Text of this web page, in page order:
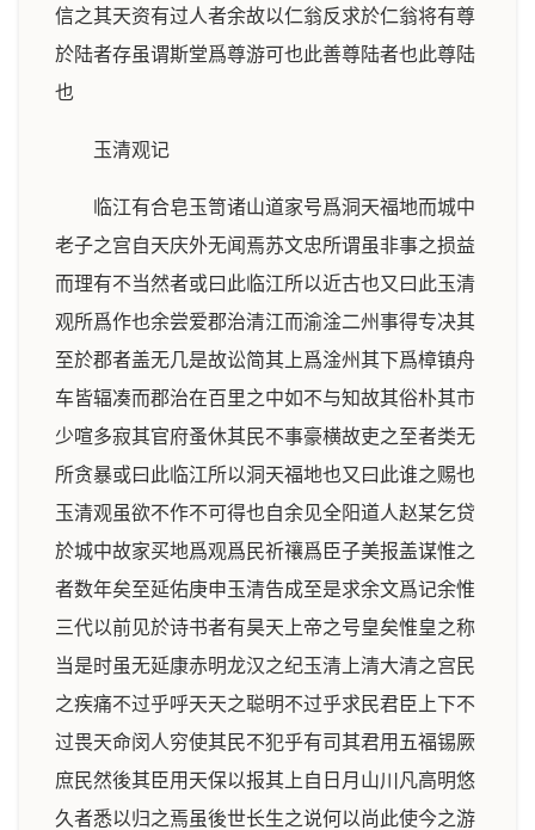
信之其天资有过人者余故以仁翁反求於仁翁将有尊
於陆者存虽谓斯堂爲尊游可也此善尊陆者也此尊陆
也
玉清观记
临江有合皂玉笥诸山道家号爲洞天福地而城中
老子之宫自天庆外无闻焉苏文忠所谓虽非事之损益
而理有不当然者或曰此临江所以近古也又曰此玉清
观所爲作也余尝爱郡治清江而渝淦二州事得专决其
至於郡者盖无几是故讼简其上爲淦州其下爲樟镇舟
车皆辐凑而郡治在百里之中如不与知故其俗朴其市
少喧多寂其官府蚤休其民不事豪横故吏之至者类无
所贪暴或曰此临江所以洞天福地也又曰此谁之赐也
玉清观虽欲不作不可得也自余见全阳道人赵某乞贷
於城中故家买地爲观爲民祈禳爲臣子美报盖谋惟之
者数年矣至延佑庚申玉清告成至是求余文爲记余惟
三代以前见於诗书者有昊天上帝之号皇矣惟皇之称
当是时虽无延康赤明龙汉之纪玉清上清大清之宫民
之疾痛不过乎呼天天之聪明不过乎求民君臣上下不
过畏天命闵人穷使其民不犯乎有司其君用五福锡厥
庶民然後其臣用天保以报其上自日月山川凡高明悠
久者悉以归之焉虽後世长生之说何以尚此使今之游